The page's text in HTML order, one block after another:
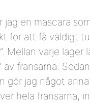
en mascara
för att få väldigt
Mellan varje
fransarna.
jag något
hela fransarna,